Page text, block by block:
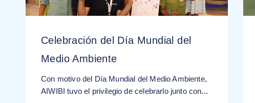
Celebración del Día Mundial del
Medio Ambiente
Con motivo del Día Mundial del Medio Ambiente,
AIWIBI tuvo el privilegio de celebrarlo junto con...